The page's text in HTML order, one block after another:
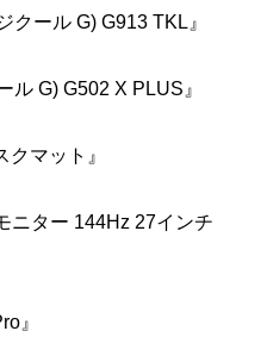
ール G) G913 TKL』
G) G502 X PLUS』
マット』
ニター 144Hz 27インチ
』